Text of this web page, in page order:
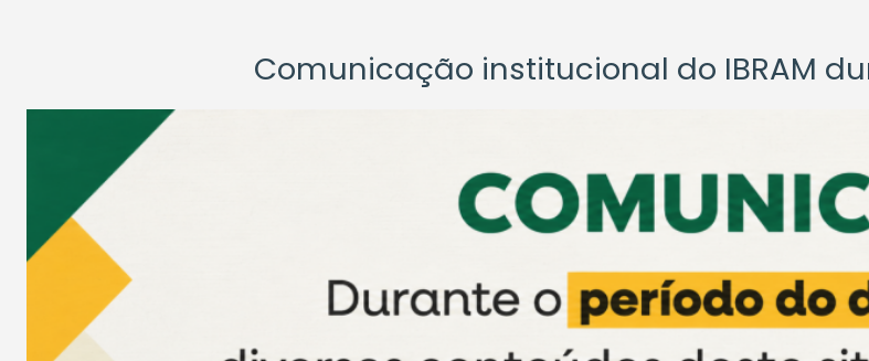
Comunicação institucional do IBRAM